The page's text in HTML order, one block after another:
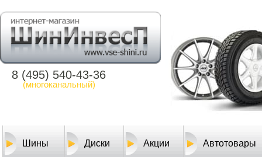
8 (495) 540-43-36
(многоканальный)
Шины Диски Акции Автотовары